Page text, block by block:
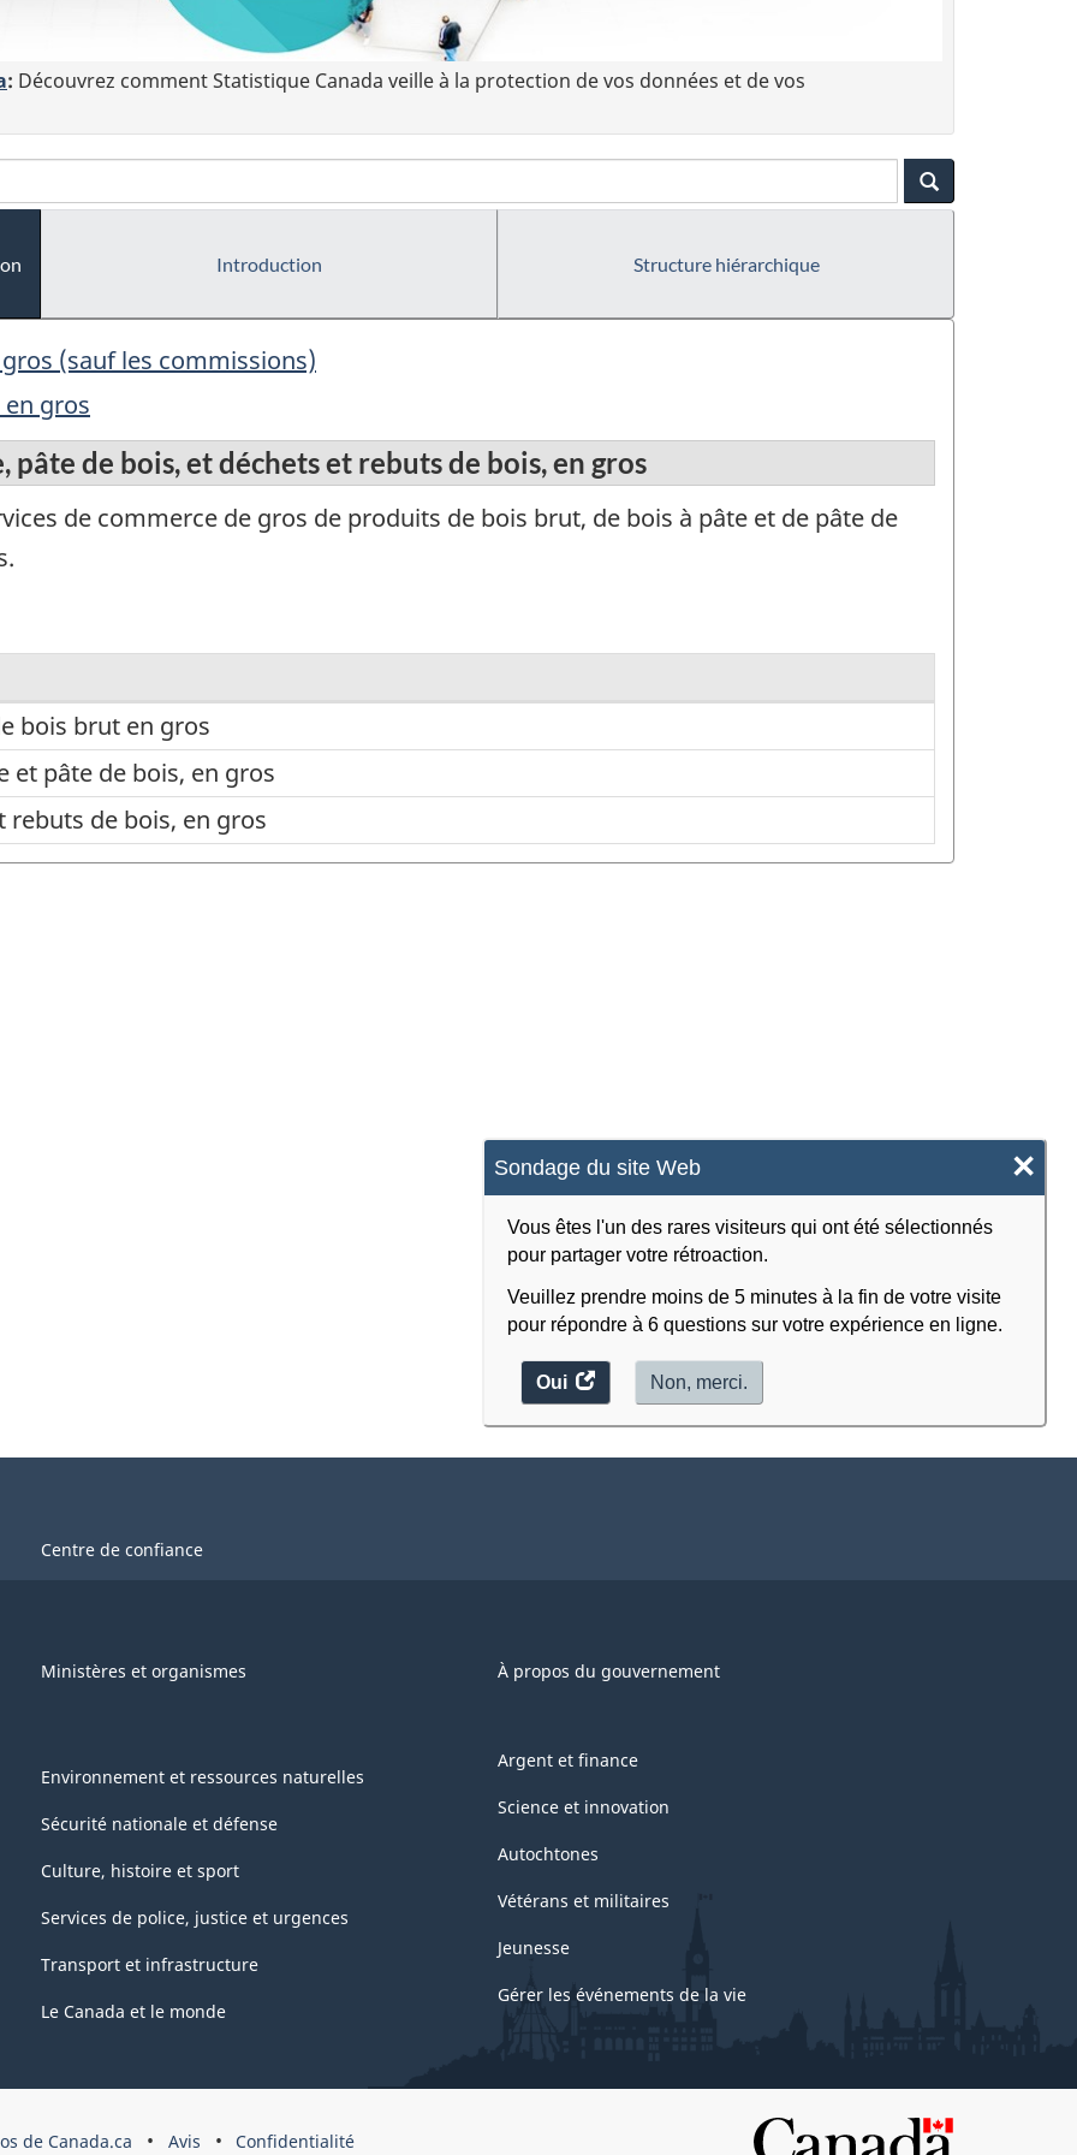
Sondage du site Web ×
Vous êtes l'un des rares visiteurs qui ont été sélectionnés
pour partager votre rétroaction.
Veuillez prendre moins de 5 minutes à la fin de votre visite
pour répondre à 6 questions sur votre expérience en ligne.
Oui
accéder
au
Non, merci.
: Découvrez comment Statistique Canada veille à la protection de vos données et de vos
Introduction Structure hiérarchique
(sauf les commissions)
gros
de bois, et déchets et rebuts de bois, en gros
de commerce de gros de produits de bois brut, de bois à pâte et de pâte de
bois brut en gros
et pâte de bois, en gros
rebuts de bois, en gros
Centre de confiance
Ministères et organismes À propos du gouvernement
Environnement et ressources naturelles
Sécurité nationale et défense
Culture, histoire et sport
Services de police, justice et urgences
Transport et infrastructure
Le Canada et le monde
Argent et finance
Science et innovation
Autochtones
Vétérans et militaires
Jeunesse
Gérer les événements de la vie
de Canada.ca Avis Confidentialité